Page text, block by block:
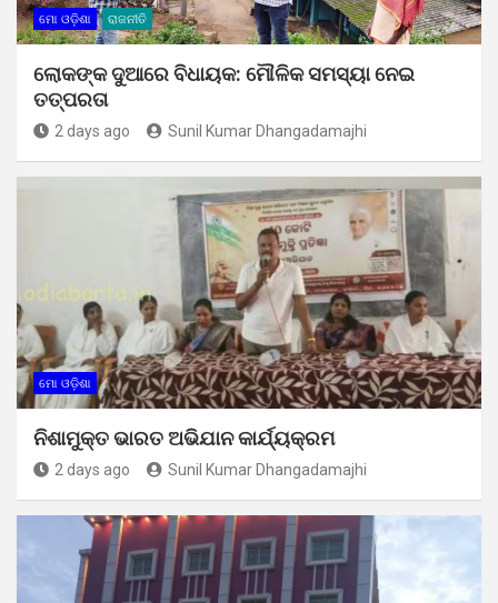
ମୋ ଓଡ଼ିଶା ରାଜନୀତି
ଲୋକଙ୍କ ଦୁଆରେ ବିଧାୟକ: ମୌଳିକ ସମସ୍ୟା ନେଇ
ତତ୍ପରତା
2 days ago Sunil Kumar Dhangadamajhi
ମୋ ଓଡ଼ିଶା
ନିଶାମୁକ୍ତ ଭାରତ ଅଭିଯାନ କାର୍ଯ୍ୟକ୍ରମ
2 days ago Sunil Kumar Dhangadamajhi